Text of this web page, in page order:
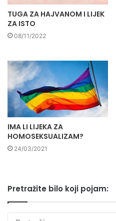
TUGA ZA HAJVANOM I LIJEK
ZA ISTO
08/11/2022
IMA LI LIJEKA ZA
HOMOSEKSUALIZAM?
24/03/2021
Pretražite bilo koji pojam: